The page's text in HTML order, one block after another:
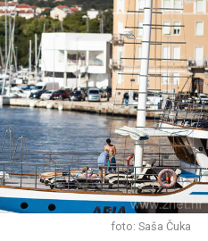
foto: Saša Čuka